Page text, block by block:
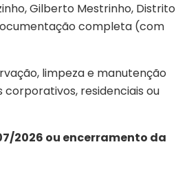
Gilberto Mestrinho, Distrito
completa (com
limpeza e manutenção
residenciais ou
2026 ou encerramento da